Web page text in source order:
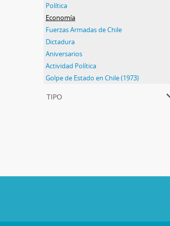
Política
Economía
Fuerzas Armadas de Chile
Dictadura
Aniversarios
Actividad Política
Golpe de Estado en Chile (1973)
tipo